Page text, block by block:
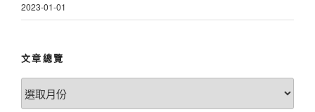
2023-01-01
文章總覽
文
章